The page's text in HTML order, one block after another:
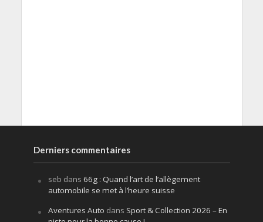
Derniers commentaires
seb dans 66g : Quand l’art de l’allègement
automobile se met à l’heure suisse
Aventures Auto dans Sport & Collection 2026 – En